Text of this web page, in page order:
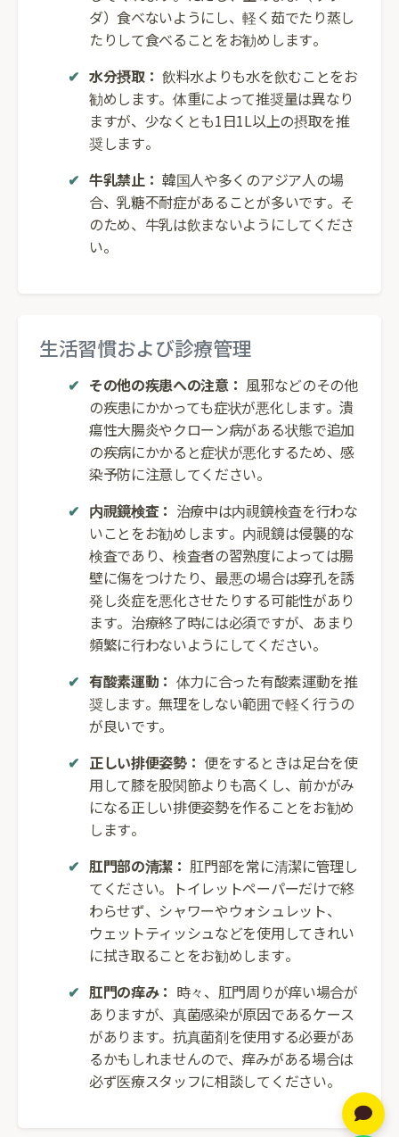
ダ）食べないようにし、軽く茹でたり蒸し
たりして食べることをお勧めします。
水分摂取： 飲料水よりも水を飲むことをお
勧めします。体重によって推奨量は異なり
ますが、少なくとも1日1L以上の摂取を推
奨します。
牛乳禁止： 韓国人や多くのアジア人の場
合、乳糖不耐症があることが多いです。そ
のため、牛乳は飲まないようにしてくださ
い。
生活習慣および診療管理
その他の疾患への注意： 風邪などのその他
の疾患にかかっても症状が悪化します。潰
瘍性大腸炎やクローン病がある状態で追加
の疾病にかかると症状が悪化するため、感
染予防に注意してください。
内視鏡検査： 治療中は内視鏡検査を行わな
いことをお勧めします。内視鏡は侵襲的な
検査であり、検査者の習熟度によっては腸
壁に傷をつけたり、最悪の場合は穿孔を誘
発し炎症を悪化させたりする可能性があり
ます。治療終了時には必須ですが、あまり
頻繁に行わないようにしてください。
有酸素運動： 体力に合った有酸素運動を推
奨します。無理をしない範囲で軽く行うの
が良いです。
正しい排便姿勢： 便をするときは足台を使
用して膝を股関節よりも高くし、前かがみ
になる正しい排便姿勢を作ることをお勧め
します。
肛門部の清潔： 肛門部を常に清潔に管理し
てください。トイレットペーパーだけで終
わらせず、シャワーやウォシュレット、
ウェットティッシュなどを使用してきれい
に拭き取ることをお勧めします。
肛門の痒み： 時々、肛門周りが痒い場合が
ありますが、真菌感染が原因であるケース
があります。抗真菌剤を使用する必要があ
るかもしれませんので、痒みがある場合は
必ず医療スタッフに相談してください。